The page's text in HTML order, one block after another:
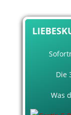
Die
Was